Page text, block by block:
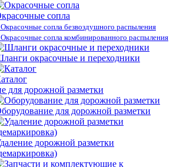
сопла
сопла безвоздушного распыления
сопла комбинированного распыления
окрасочные и переходники
для дорожной разметки
для дорожной разметки
дорожной разметки